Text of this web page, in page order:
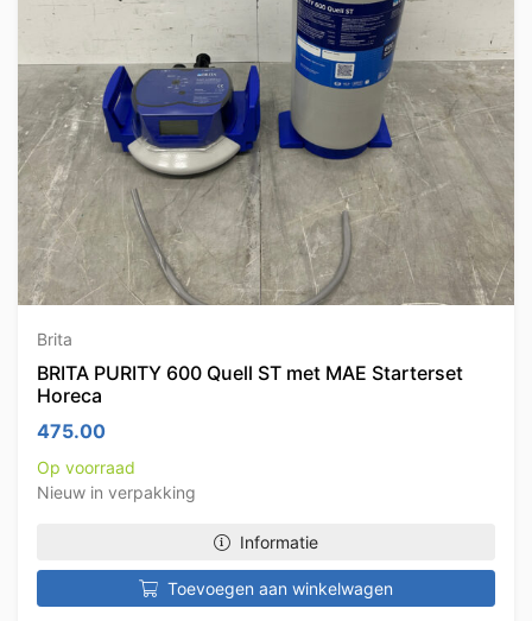
Brita
BRITA PURITY 600 Quell ST met MAE Starterset
Horeca
475.00
Op voorraad
Nieuw in verpakking
Informatie
Toevoegen aan winkelwagen